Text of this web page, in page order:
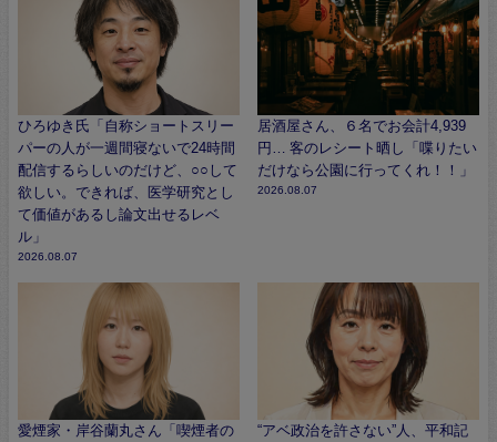
ひろゆき氏「自称ショートスリー
パーの人が一週間寝ないで24時間
配信するらしいのだけど、○○して
欲しい。できれば、医学研究とし
て価値があるし論文出せるレベ
ル」
2026.08.07
居酒屋さん、６名でお会計4,939
円… 客のレシート晒し「喋りたい
だけなら公園に行ってくれ！！」
2026.08.07
愛煙家・岸谷蘭丸さん「喫煙者の “アベ政治を許さない”人、平和記